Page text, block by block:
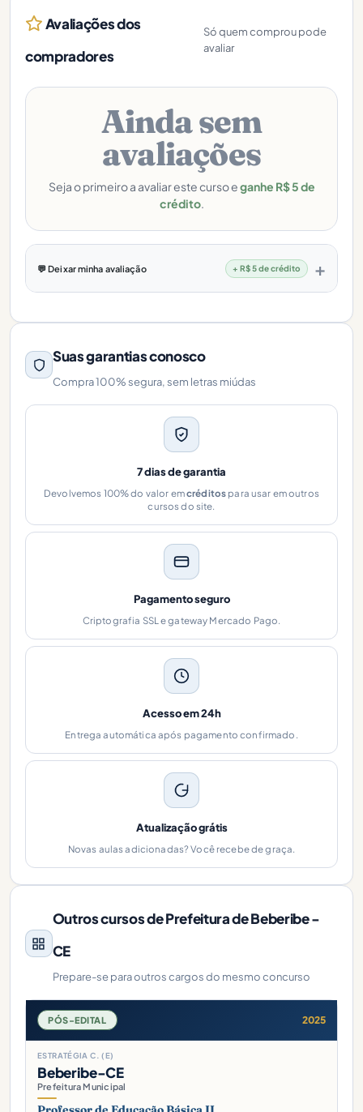
Avaliações dos
compradores
Só quem comprou pode
avaliar
Ainda sem
avaliações
Seja o primeiro a avaliar este curso eganhe R$ 5 de
crédito.
💬 Deixar minha avaliação + R$ 5 de crédito
Suas garantias conosco
Compra 100% segura, sem letras miúdas
7 dias de garantia
Devolvemos 100% do valor emcréditos para usar em outros
cursos do site.
Pagamento seguro
Criptografia SSL e gateway Mercado Pago.
Acesso em 24h
Entrega automática após pagamento confirmado.
Atualização grátis
Novas aulas adicionadas? Você recebe de graça.
Outros cursos de Prefeitura de Beberibe -
CE
Prepare-se para outros cargos do mesmo concurso
PÓS-EDITAL 2025
ESTRATÉGIA C. (E)
Beberibe-CE
Prefeitura Municipal